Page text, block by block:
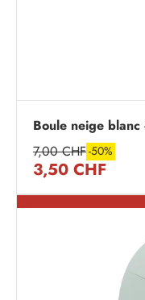
Boule neige
7,00 CHF-50%
3,50 CHF